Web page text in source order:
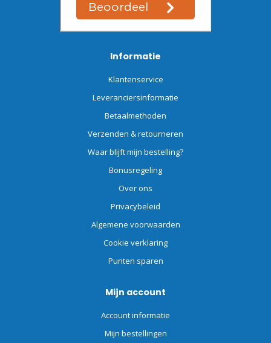
Informatie
Klantenservice
Leveranciersinformatie
Betaalmethoden
Verzenden & retourneren
Waar blijft mijn bestelling?
Bonusregeling
Over ons
Privacybeleid
Algemene voorwaarden
Cookie verklaring
Punten sparen
Mijn account
Account informatie
Mijn bestellingen